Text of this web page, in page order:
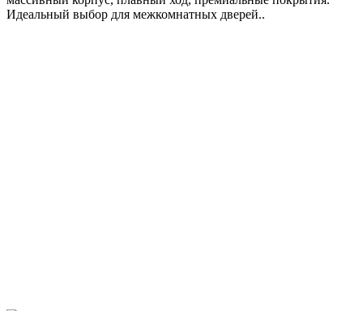
Идеальный выбор для межкомнатных дверей..